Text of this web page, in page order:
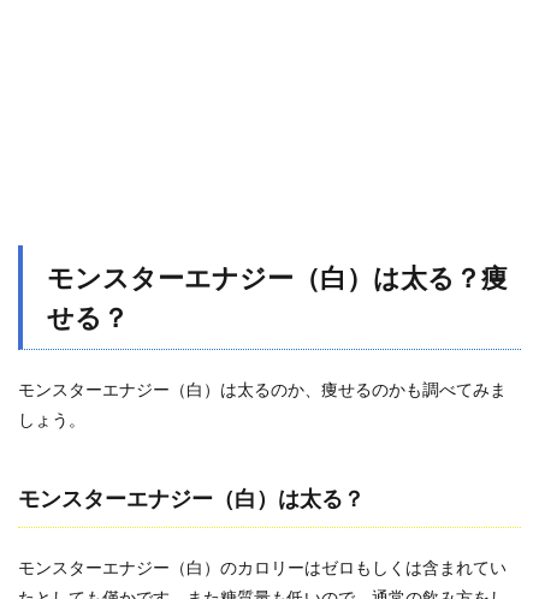
モンスターエナジー（白）は太る？痩
せる？
モンスターエナジー（白）は太るのか、痩せるのかも調べてみま
しょう。
モンスターエナジー（白）は太る？
モンスターエナジー（白）のカロリーはゼロもしくは含まれてい